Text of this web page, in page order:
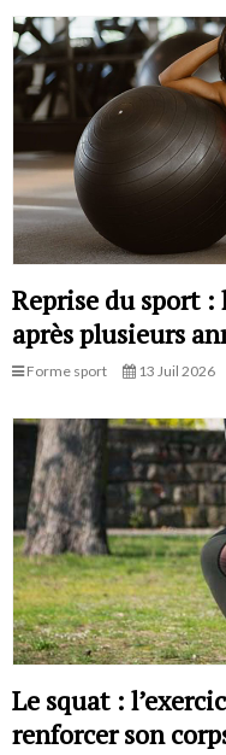
Reprise du sport :
après plusieurs
Forme sport 13 Juil 2026
Le squat :
renforcer son